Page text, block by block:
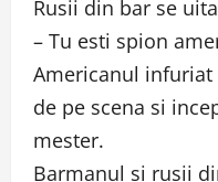
Rusii din bar se
– Tu esti spion
Americanul infuriat
de pe scena si
mester.
Barmanul si rusii